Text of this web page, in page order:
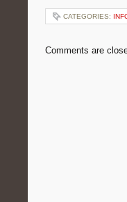
CATEGORIES:
Comments are